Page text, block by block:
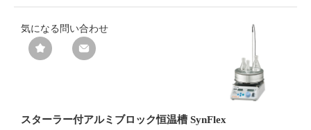
気になる 問い合わせ
スターラー付アルミブロック恒温槽 SynFlex